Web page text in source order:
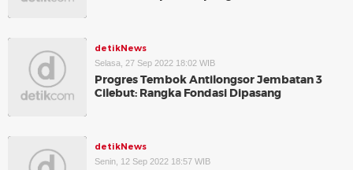
detikNews
Selasa, 27 Sep 2022 18:02 WIB
Progres Tembok Antilongsor Jembatan 3
Cilebut: Rangka Fondasi Dipasang
detikNews
Senin, 12 Sep 2022 18:57 WIB